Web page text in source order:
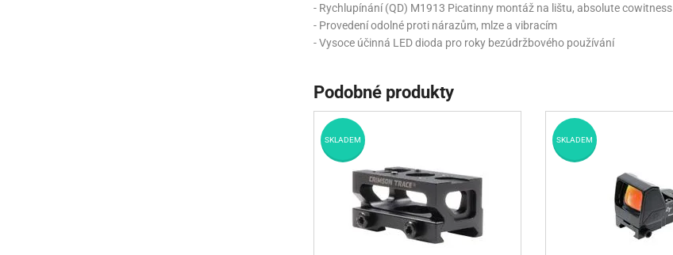
- Rychlupínání (QD) M1913 Picatinny montáž na lištu, absolute cowitness
- Provedení odolné proti nárazům, mlze a vibracím
- Vysoce účinná LED dioda pro roky bezúdržbového používání
Podobné produkty
SKLADEM SKLADEM